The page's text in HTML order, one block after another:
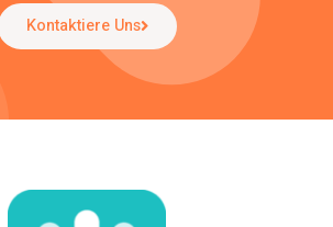
Kontaktiere Uns